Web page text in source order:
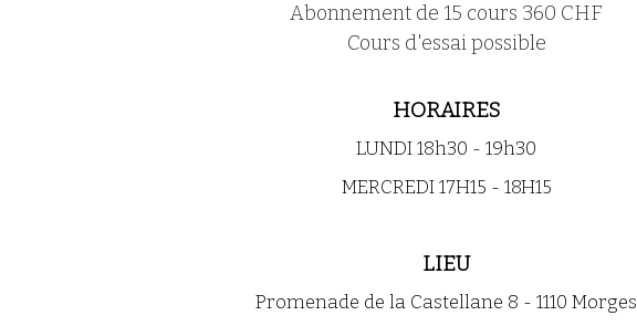
Abonnement de 15 cours 360 CHF
Cours d'essai possible
HORAIRES
LUNDI 18h30 - 19h30
MERCREDI 17H15 - 18H15
LIEU
Promenade de la Castellane 8 - 1110 Morges